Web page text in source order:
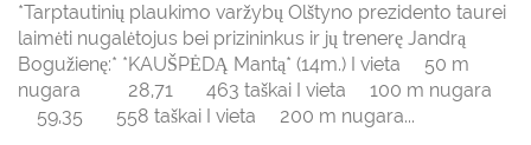
*Tarptautinių plaukimo varžybų Olštyno prezidento taurei
laimėti nugalėtojus bei prizininkus ir jų trenerę Jandrą
Bogužienę:* *KAUŠPĖDĄ Mantą* (14m.) I vieta 50 m
nugara 28,71 463 taškai I vieta 100 m nugara
59,35 558 taškai I vieta 200 m nugara...